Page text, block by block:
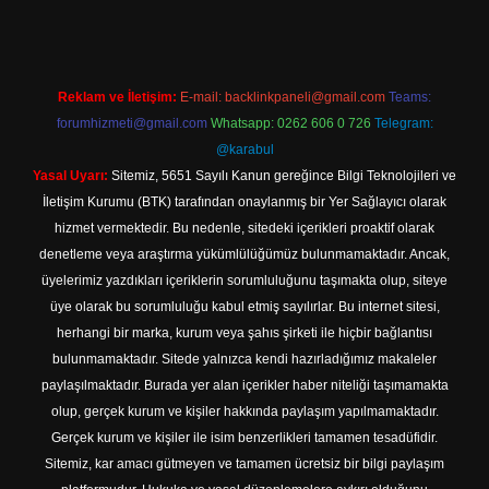
Reklam ve İletişim: E-mail: backlinkpaneli@gmail.com Teams:
forumhizmeti@gmail.com Whatsapp: 0262 606 0 726 Telegram:
@karabul
Yasal Uyarı: Sitemiz, 5651 Sayılı Kanun gereğince Bilgi Teknolojileri ve
İletişim Kurumu (BTK) tarafından onaylanmış bir Yer Sağlayıcı olarak
hizmet vermektedir. Bu nedenle, sitedeki içerikleri proaktif olarak
denetleme veya araştırma yükümlülüğümüz bulunmamaktadır. Ancak,
üyelerimiz yazdıkları içeriklerin sorumluluğunu taşımakta olup, siteye
üye olarak bu sorumluluğu kabul etmiş sayılırlar. Bu internet sitesi,
herhangi bir marka, kurum veya şahıs şirketi ile hiçbir bağlantısı
bulunmamaktadır. Sitede yalnızca kendi hazırladığımız makaleler
paylaşılmaktadır. Burada yer alan içerikler haber niteliği taşımamakta
olup, gerçek kurum ve kişiler hakkında paylaşım yapılmamaktadır.
Gerçek kurum ve kişiler ile isim benzerlikleri tamamen tesadüfidir.
Sitemiz, kar amacı gütmeyen ve tamamen ücretsiz bir bilgi paylaşım